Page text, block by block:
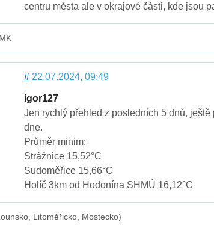
centru města ale v okrajové části, kde jsou
#22.07.2024, 09:49
igor127
Jen rychlý přehled z posledních 5 dnů,
dne.
Průměr minim:
Strážnice 15,52°C
Sudoměřice 15,66°C
Holíč 3km od Hodonína SHMÚ 16,12°C
Litoměřicko, Mostecko)